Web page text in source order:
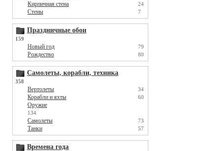
Кирпичная стена 24
Стены 7
Праздничные обои
159
Новый год 79
Рождество 80
Самолеты, корабли, техника
358
Вертолеты 34
Корабли и яхты 60
Оружие
134
Самолеты 73
Танки 57
Времена года